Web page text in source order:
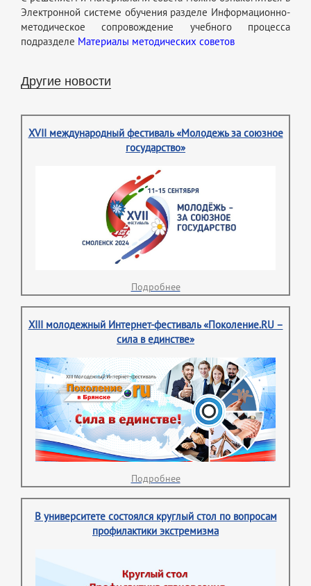
Электронной системе обучения разделе Информационно-
методическое сопровождение учебного процесса
подразделе Материалы методических советов
Другие новости
XVII международный фестиваль «Молодежь за союзное
государство»
Подробнее
XIII молодежный Интернет-фестиваль «Поколение.RU –
сила в единстве»
Подробнее
В университете состоялся круглый стол по вопросам
профилактики экстремизма